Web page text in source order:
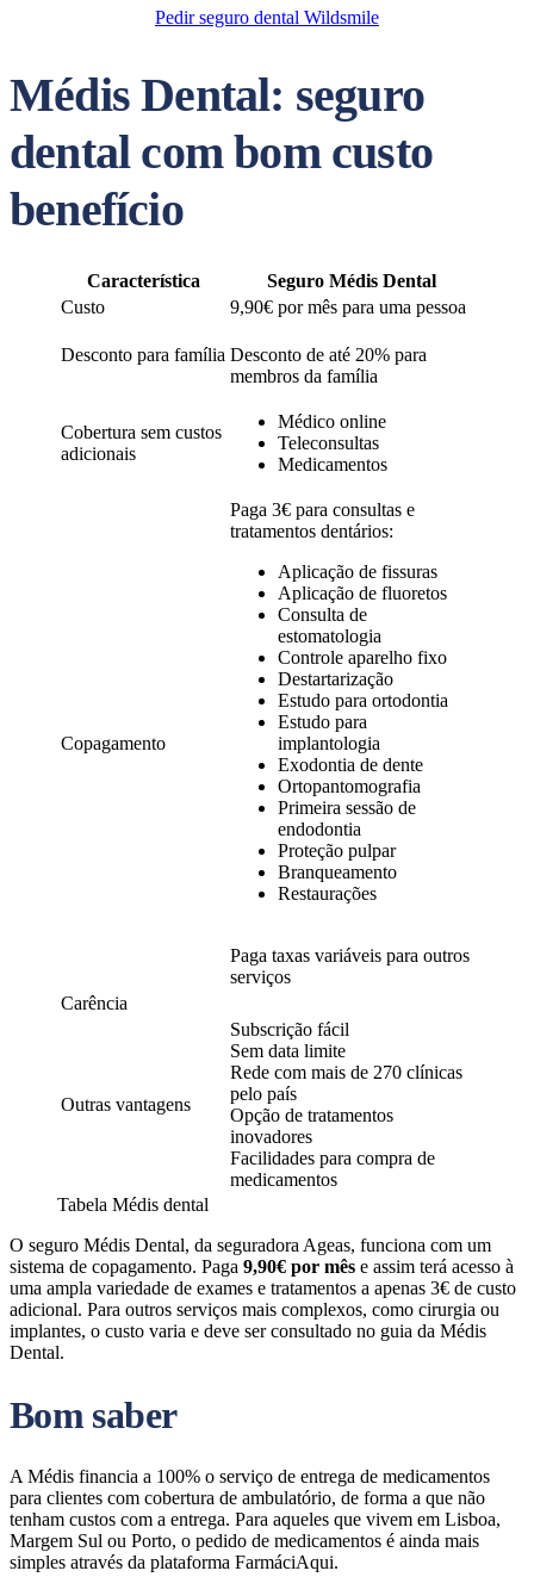
Pedir seguro dental Wildsmile
Médis Dental: seguro
dental com bom custo
benefício
Característica
Seguro Médis Dental
Custo
9,90€ por mês para uma pessoa
Desconto para família Desconto de até 20% para
membros da família
Cobertura sem custos
adicionais
Médico online
Teleconsultas
Medicamentos
Copagamento
Paga 3€ para consultas e
tratamentos dentários:
Aplicação de fissuras
Aplicação de fluoretos
Consulta de
estomatologia
Controle aparelho fixo
Destartarização
Estudo para ortodontia
Estudo para
implantologia
Exodontia de dente
Ortopantomografia
Primeira sessão de
endodontia
Proteção pulpar
Branqueamento
Restaurações
Paga taxas variáveis para outros
serviços
Carência
Outras vantagens
Subscrição fácil
Sem data limite
Rede com mais de 270 clínicas
pelo país
Opção de tratamentos
inovadores
Facilidades para compra de
medicamentos
Tabela Médis dental
O seguro Médis Dental, da seguradora Ageas, funciona com um
sistema de copagamento. Paga 9,90€ por mês e assim terá acesso à
uma ampla variedade de exames e tratamentos a apenas 3€ de custo
adicional. Para outros serviços mais complexos, como cirurgia ou
implantes, o custo varia e deve ser consultado no guia da Médis
Dental.
Bom saber
A Médis financia a 100% o serviço de entrega de medicamentos
para clientes com cobertura de ambulatório, de forma a que não
tenham custos com a entrega. Para aqueles que vivem em Lisboa,
Margem Sul ou Porto, o pedido de medicamentos é ainda mais
simples através da plataforma FarmáciAqui.